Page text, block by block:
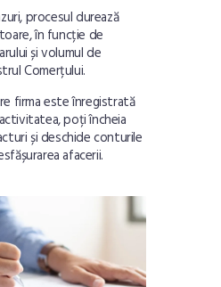
procesul durează
în funcție de
și volumul de
Comerțului.
firma este înregistrată
poți încheia
și deschide conturile
afacerii.